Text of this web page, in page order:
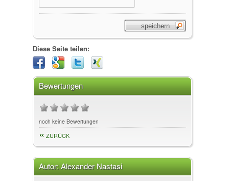
Diese Seite teilen:
Bewertungen
noch keine Bewertungen
ZURÜCK
Autor:Alexander Nastasi